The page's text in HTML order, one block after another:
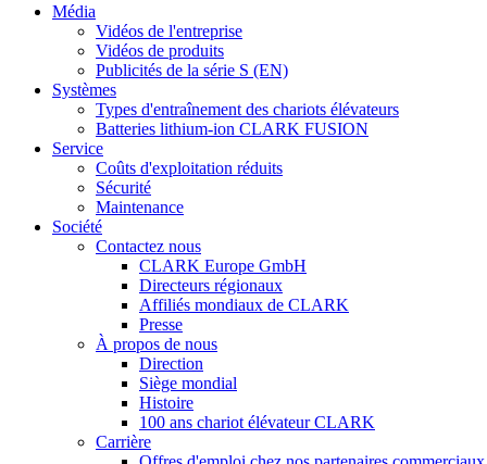
Média
Vidéos de l'entreprise
Vidéos de produits
Publicités de la série S (EN)
Systèmes
Types d'entraînement des chariots élévateurs
Batteries lithium-ion CLARK FUSION
Service
Coûts d'exploitation réduits
Sécurité
Maintenance
Société
Contactez nous
CLARK Europe GmbH
Directeurs régionaux
Affiliés mondiaux de CLARK
Presse
À propos de nous
Direction
Siège mondial
Histoire
100 ans chariot élévateur CLARK
Carrière